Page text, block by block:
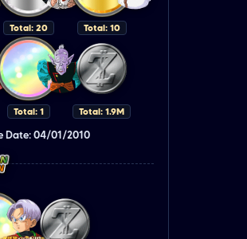
Total: 20 Total: 10
Total: 1 Total: 1.9M
Date: 04/01/2010